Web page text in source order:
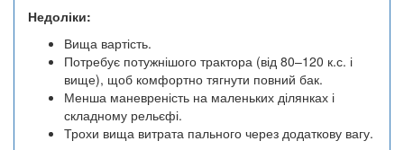
Недоліки:
Вища вартість.
Потребує потужнішого трактора (від 80–120 к.с. і
вище), щоб комфортно тягнути повний бак.
Менша маневреність на маленьких ділянках і
складному рельєфі.
Трохи вища витрата пального через додаткову вагу.